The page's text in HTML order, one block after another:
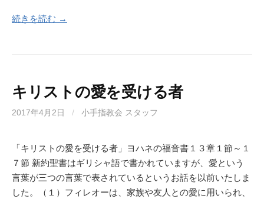
続きを読む →
キリストの愛を受ける者
2017年4月2日 / 小手指教会 スタッフ
「キリストの愛を受ける者」ヨハネの福音書１３章１節～１
７節 新約聖書はギリシャ語で書かれていますが、愛という
言葉が三つの言葉で表されているというお話を以前いたしま
した。（１）フィレオーは、家族や友人との愛に用いられ、